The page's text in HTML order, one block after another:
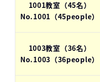
1001教室（45名）
No.1001（45people）
1003教室（36名）
No.1003（36people）